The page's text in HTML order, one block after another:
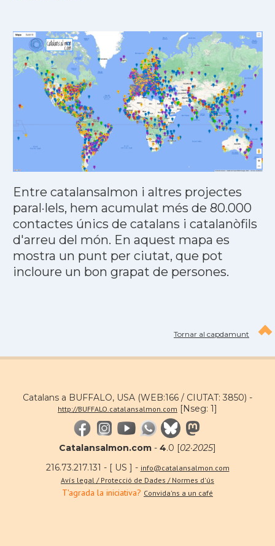
Entre catalansalmon i altres projectes
paral·lels, hem acumulat més de 80.000
contactes únics de catalans i catalanòfils
d'arreu del món. En aquest mapa es
mostra un punt per ciutat, que pot
incloure un bon grapat de persones.
Tornar al capdamunt
Catalans a BUFFALO, USA (WEB:166 / CIUTAT: 3850) -
http://BUFFALO.catalansalmon.com [Nseg: 1]
Catalansalmon.com - 4.0 [02·2025]
216.73.217.131 - [ US ] - info@catalansalmon.com
Avís legal / Protecció de Dades / Normes d'ús
T'agrada la iniciativa? Convida'ns a un café